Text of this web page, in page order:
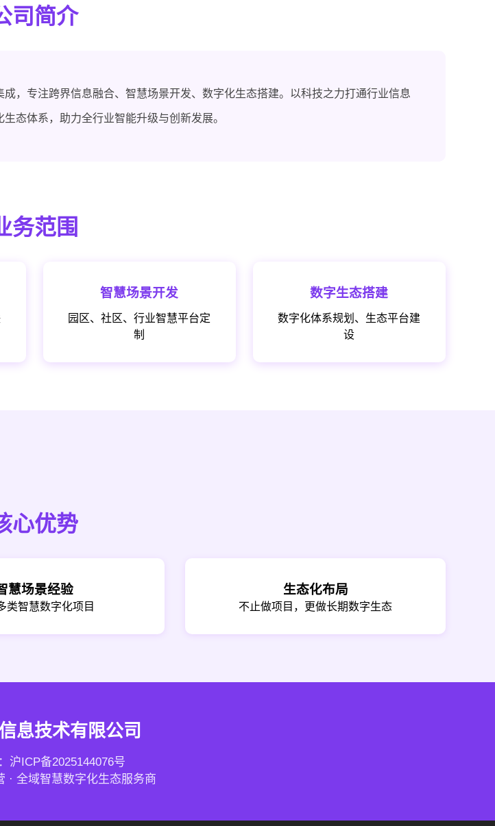
司简介
，专注跨界信息融合、智慧场景开发、数字化生态搭建。以科技之力打通行业信息
态体系，助力全行业智能升级与创新发展。
务范围
智慧场景开发
园区、社区、行业智慧平台定
制
数字生态搭建
数字化体系规划、生态平台建
设
心优势
慧场景经验
类智慧数字化项目
生态化布局
不止做项目，更做长期数字生态
息技术有限公司
沪ICP备2025144076号
· 全域智慧数字化生态服务商